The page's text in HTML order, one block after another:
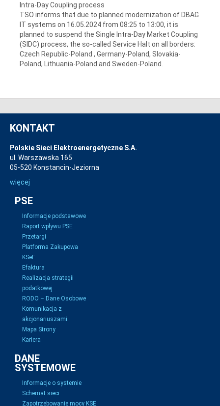
Intra-Day Coupling process
TSO informs that due to planned modernization of DBAG
IT systems on 16.05.2024 from 08:25 to 13:00, it is
planned to suspend the Single Intra-Day Market Coupling
(SIDC) process, the so-called Service Halt on all borders:
Czech Republic-Poland , Germany-Poland, Slovakia-
Poland, Lithuania-Poland and Sweden-Poland.
KONTAKT
Polskie Sieci Elektroenergetyczne S.A.
ul. Warszawska 165
05-520 Konstancin-Jeziorna
więcej
PSE
Informacje podstawowe
Raport wpływu PSE
Przetargi
Platforma Zakupowa
KSeF
Efaktura
Realizacja strategii
podatkowej
RODO – Dane Osobowe
Komunikacja z
akcjonariuszami
Mapa Strony
Kariera
DANE
SYSTEMOWE
Informacje o systemie
Schemat sieci
Zapotrzebowanie mocy KSE